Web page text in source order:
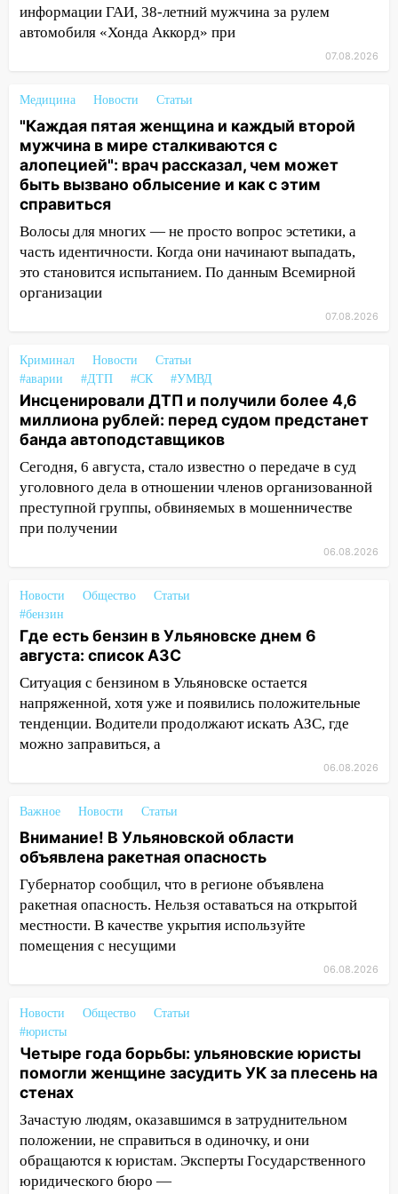
18:02 В Ульяновск едут звезды
баскетбола!
оставил в силе приговор руководству
«УльяновскФармации» за махинации на
3,2 млн рублей
16:09 Ветераны легкой атлетики из
Ульяновска успешно выступили на
Чемпионате России
16:02 В Ульяновской области убрали
более 28% площадей зерновых и
зернобобовых культур
15:51
Бросила кирпич в жену брата: в
15:47
На улице Радищева сбили
курьера: крупная авария в Ульяновске
15:15 Проводил до квартиры и ограбил:
новый кавалер женщины оказался
рецидивистом
14:26 В Ульяновске ограничат движение
по улице Ефремова
повысят зарплату
14:01 Инсценировали ДТП и получили
более 4,6 миллиона рублей: перед
судом предстанет банда
автоподставщиков
13:36 В Инзе произошел крупный пожар
13:00
В суде защитили репутацию
животными
12:28 Миллион на «льготниках»: в
Ульяновской области перевозчик
провернул хитрую схему с чужими
проездными
12:10 Ульяновский алиментщик накопил
120 тысяч долга
опасность» на территории Ульяновской
области
11:30 Кабмин РФ разрешил до 1 июля
2027 года импорт, выпуск и обращение
бензина Евро 2, Евро 3, Евро 4
11:12
Соцсети: на Рябикова автомобиль
врезался в забор
10:27 Где есть бензин в Ульяновске
информации ГАИ, 38-летний мужчина за рулем
автомобиля «Хонда Аккорд» при
07.08.2026
Медицина Новости Статьи
"Каждая пятая женщина и каждый второй
мужчина в мире сталкиваются с
алопецией": врач рассказал, чем может
быть вызвано облысение и как с этим
справиться
Волосы для многих — не просто вопрос эстетики, а
часть идентичности. Когда они начинают выпадать,
это становится испытанием. По данным Всемирной
организации
07.08.2026
Криминал Новости
Статьи
#аварии
#ДТП #СК #УМВД
Инсценировали ДТП и получили более 4,6
миллиона рублей: перед судом предстанет
банда автоподставщиков
Сегодня, 6 августа, стало известно о передаче в суд
уголовного дела в отношении членов организованной
преступной группы, обвиняемых в мошенничестве
при получении
06.08.2026
Новости Общество
Статьи
#бензин
Где есть бензин в Ульяновске днем 6
августа: список АЗС
Ситуация с бензином в Ульяновске остается
напряженной, хотя уже и появились положительные
тенденции. Водители продолжают искать АЗС, где
можно заправиться, а
06.08.2026
Важное Новости Статьи
Внимание! В Ульяновской области
объявлена ракетная опасность
Губернатор сообщил, что в регионе объявлена
ракетная опасность. Нельзя оставаться на открытой
местности. В качестве укрытия используйте
помещения с несущими
06.08.2026
Новости Общество
Статьи
#юристы
Четыре года борьбы: ульяновские юристы
помогли женщине засудить УК за плесень на
стенах
Зачастую людям, оказавшимся в затруднительном
положении, не справиться в одиночку, и они
обращаются к юристам. Эксперты Государственного
юридического бюро —